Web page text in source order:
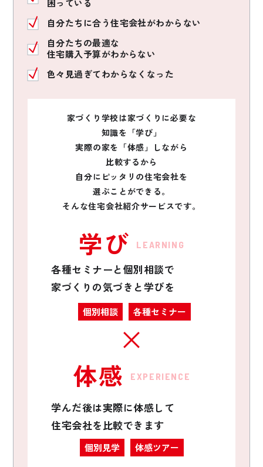
困っている
自分たちに合う住宅会社がわからない
自分たちの最適な
住宅購入予算がわからない
色々見過ぎてわからなくなった
家づくり学校は家づくりに必要な
知識を「学び」
実際の家を「体感」しながら
比較するから
自分にピッタリの住宅会社を
選ぶことができる。
そんな住宅会社紹介サービスです。
LEARNING
学び
各種セミナーと個別相談で
家づくりの気づきと学びを
個別相談 各種セミナー
EXPERIENCE
体感
学んだ後は実際に体感して
住宅会社を比較できます
個別見学 体感ツアー